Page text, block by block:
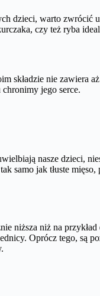
dzieci, warto zwrócić
czy też ryba
składzie nie zawiera
jego serce.
nasze dzieci,
samo jak tłuste mięso,
niższa niż na
Oprócz tego, są